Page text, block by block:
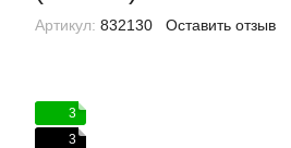
Артикул: 832130 Оставить отзыв
3
3